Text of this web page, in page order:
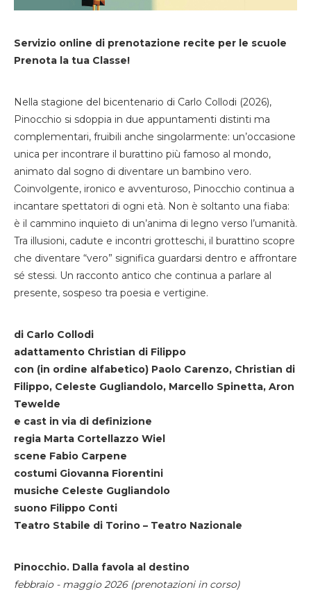
Servizio online di prenotazione recite per le scuole
Prenota la tua Classe!
Nella stagione del bicentenario di Carlo Collodi (2026),
Pinocchio si sdoppia in due appuntamenti distinti ma
complementari, fruibili anche singolarmente: un’occasione
unica per incontrare il burattino più famoso al mondo,
animato dal sogno di diventare un bambino vero.
Coinvolgente, ironico e avventuroso, Pinocchio continua a
incantare spettatori di ogni età. Non è soltanto una fiaba:
è il cammino inquieto di un’anima di legno verso l’umanità.
Tra illusioni, cadute e incontri grotteschi, il burattino scopre
che diventare “vero” significa guardarsi dentro e affrontare
sé stessi. Un racconto antico che continua a parlare al
presente, sospeso tra poesia e vertigine.
di Carlo Collodi
adattamento Christian di Filippo
con (in ordine alfabetico) Paolo Carenzo, Christian di
Filippo, Celeste Gugliandolo, Marcello Spinetta, Aron
Tewelde
e cast in via di definizione
regia Marta Cortellazzo Wiel
scene Fabio Carpene
costumi Giovanna Fiorentini
musiche Celeste Gugliandolo
suono Filippo Conti
Teatro Stabile di Torino – Teatro Nazionale
Pinocchio. Dalla favola al destino
febbraio - maggio 2026 (prenotazioni in corso)